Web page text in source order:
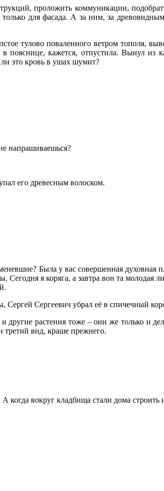
проложить коммуникации,
для фасада. А за ним, за
тулово поваленного ветром тополя,
в пояснице, кажется, отпустила. Вынул
это кровь в ушах шумит?
напрашиваешься?
его древесным волоском.
Была у вас совершенная духовная
я коряга, а завтра вон та
Сергей Сергеевич убрал её в спичечный
растения тоже – они же только и
вид, краше прежнего.
вокруг кладбища стали дома строить